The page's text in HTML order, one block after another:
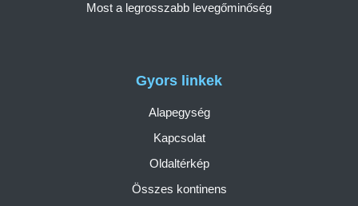
Gyors linkek
Alapegység
Kapcsolat
Oldaltérkép
Összes kontinens
Most a legrosszabb levegőminőség